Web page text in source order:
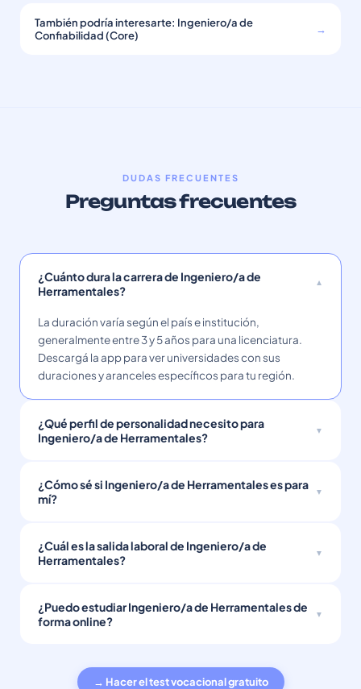
También podría interesarte: Ingeniero/a de
Confiabilidad (Core)
→
DUDAS FRECUENTES
Preguntas frecuentes
¿Cuánto dura la carrera de Ingeniero/a de
Herramentales?
La duración varía según el país e institución,
generalmente entre 3 y 5 años para una licenciatura.
Descargá la app para ver universidades con sus
duraciones y aranceles específicos para tu región.
¿Qué perfil de personalidad necesito para
Ingeniero/a de Herramentales?
¿Cómo sé si Ingeniero/a de Herramentales es para
mí?
¿Cuál es la salida laboral de Ingeniero/a de
Herramentales?
¿Puedo estudiar Ingeniero/a de Herramentales de
forma online?
→ Hacer el test vocacional gratuito